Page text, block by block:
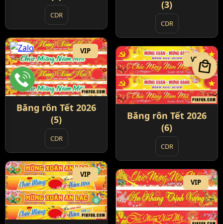
(3)
CDR
CDR
VIP
Băng rôn Tết 2026
(5)
CDR
VIP
Băng rôn Tết 2026
(6)
CDR
VIP
VIP
local_mall